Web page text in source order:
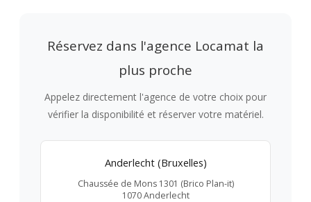
Réservez dans l'agence Locamat la
plus proche
Appelez directement l'agence de votre choix pour
vérifier la disponibilité et réserver votre matériel.
Anderlecht (Bruxelles)
Chaussée de Mons 1301 (Brico Plan-it)
1070 Anderlecht